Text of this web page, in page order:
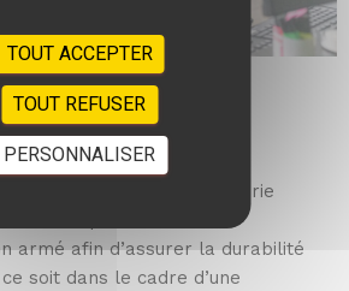
d'exécution
techniques Bateca Ingénierie
du comportement de la
armé afin d’assurer la durabilité
soit dans le cadre d’une
TOUT ACCEPTER
TOUT REFUSER
PERSONNALISER